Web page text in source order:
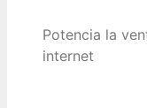
Potencia la
internet